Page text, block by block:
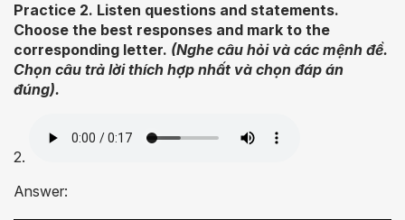
Practice 2. Listen questions and statements.
Choose the best responses and mark to the
corresponding letter. (Nghe câu hỏi và các mệnh đề.
Chọn câu trả lời thích hợp nhất và chọn đáp án
đúng).
2.
Answer: